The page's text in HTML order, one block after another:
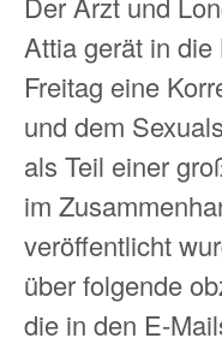
Attia gerät in
Freitag eine
und dem
als Teil einer
im
veröffentlicht
über folgende
die in den E-